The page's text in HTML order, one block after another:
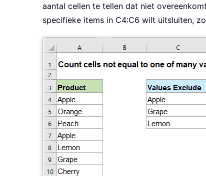
aantal cellen te tellen dat niet
specifieke items in C4:C6 wilt uitsluiten,